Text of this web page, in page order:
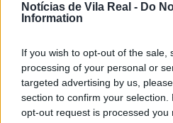
Notícias de Vila Real - Do
Information
If you wish to opt-out of the sale,
processing of your personal or
targeted advertising by us,
section to confirm your
opt-out request is processed you
Durante a operação serão
Comunitário (SPC), os quais
sensibilização junto de
alertando-os sobre os
a adotar, com o intuito de